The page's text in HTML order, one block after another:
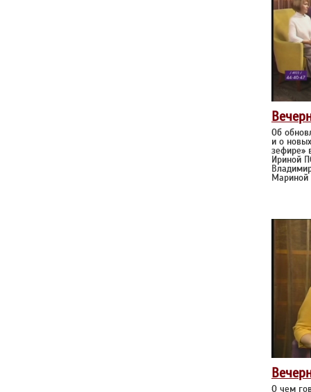
Об
и о
зефире»
Ириной
Мариной
О чем